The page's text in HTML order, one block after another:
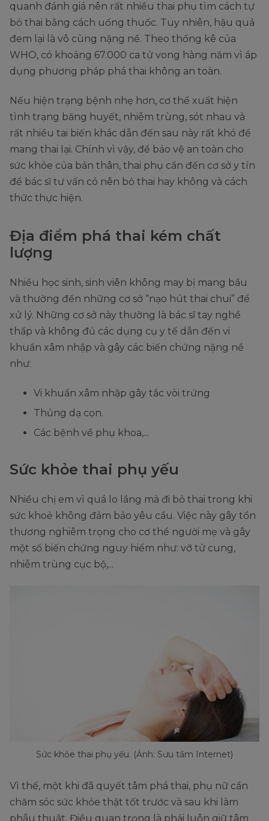
quanh đánh giá nên rất nhiều thai phụ tìm cách tự
bỏ thai bằng cách uống thuốc. Tuy nhiên, hậu quả
đem lại là vô cùng nặng nề. Theo thống kê của
WHO, có khoảng 67.000 ca tử vong hàng năm vì áp
dụng phương pháp phá thai không an toàn.
Nếu hiện trạng bệnh nhẹ hơn, cơ thể xuất hiện
tình trạng băng huyết, nhiễm trùng, sót nhau và
rất nhiều tai biến khác dẫn đến sau này rất khó để
mang thai lại. Chính vì vậy, để bảo vệ an toàn cho
sức khỏe của bản thân, thai phụ cần đến cơ sở y tín
để bác sĩ tư vấn có nên bỏ thai hay không và cách
thức thực hiện.
Địa điểm phá thai kém chất
lượng
Nhiều học sinh, sinh viên không may bị mang bầu
và thường đến những cơ sở “nạo hút thai chui” để
xử lý. Những cơ sở này thường là bác sĩ tay nghề
thấp và không đủ các dụng cụ y tế dẫn đến vi
khuẩn xâm nhập và gây các biến chứng nặng nề
như:
Vi khuẩn xâm nhập gây tắc vòi trứng
Thủng dạ cọn.
Các bệnh về phụ khoa,...
Sức khỏe thai phụ yếu
Nhiều chị em vì quá lo lắng mà đi bỏ thai trong khi
sức khoẻ không đảm bảo yêu cầu. Việc này gây tổn
thương nghiêm trọng cho cơ thể người mẹ và gây
một số biến chứng nguy hiểm như: vỡ tử cung,
nhiễm trùng cục bộ,...
Sức khỏe thai phụ yếu. (Ảnh: Sưu tầm Internet)
Vì thế, một khi đã quyết tâm phá thai, phụ nữ cần
chăm sóc sức khỏe thật tốt trước và sau khi làm
phẫu thuật. Điều quan trọng là phải luôn giữ tâm